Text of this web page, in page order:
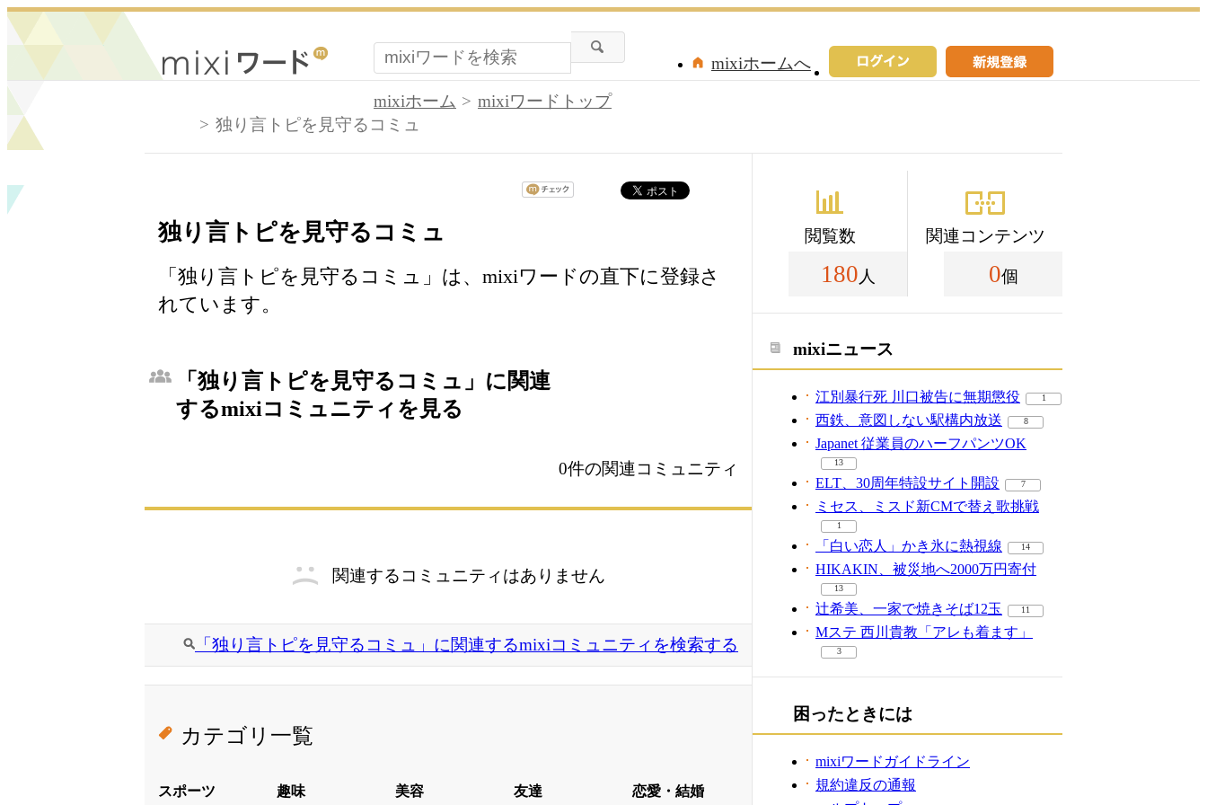
mixiホームへ
mixiホーム
mixiワードトップ
独り言トピを見守るコミュ
独り言トピを見守るコミュ
「独り言トピを見守るコミュ」は、mixiワードの直下に登録さ
れています。
「独り言トピを見守るコミュ」に関連
するmixiコミュニティを見る
0件の関連コミュニティ
関連するコミュニティはありません
「独り言トピを見守るコミュ」に関連するmixiコミュニティを検索する
カテゴリ一覧
スポーツ 趣味 美容 友達 恋愛・結婚
閲覧数
180 人
関連コンテンツ
0個
mixiニュース
江別暴行死 川口被告に無期懲役 1
西鉄、意図しない駅構内放送 8
Japanet 従業員のハーフパンツOK
13
ELT、30周年特設サイト開設 7
ミセス、ミスド新CMで替え歌挑戦
1
「白い恋人」かき氷に熱視線 14
HIKAKIN、被災地へ2000万円寄付
13
辻希美、一家で焼きそば12玉 11
Mステ 西川貴教「アレも着ます」
3
困ったときには
mixiワードガイドライン
規約違反の通報